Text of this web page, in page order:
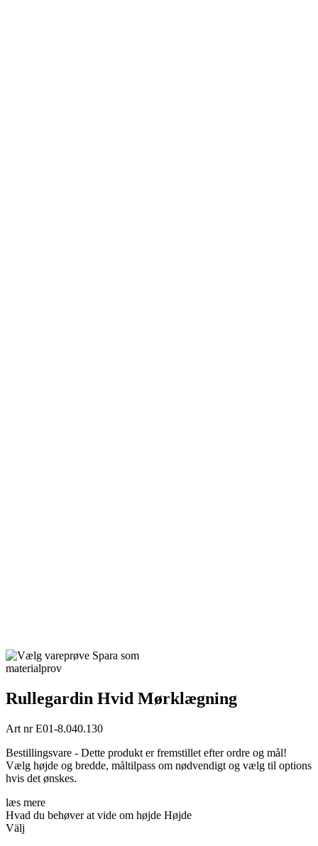
Spara som
materialprov
Rullegardin Hvid Mørklægning
Art nrE01-8.040.130
Bestillingsvare - Dette produkt er fremstillet efter ordre og mål!
Vælg højde og bredde, måltilpass om nødvendigt og vælg til options
hvis det ønskes.
læs mere
Hvad du behøver at vide om højde Højde
Välj